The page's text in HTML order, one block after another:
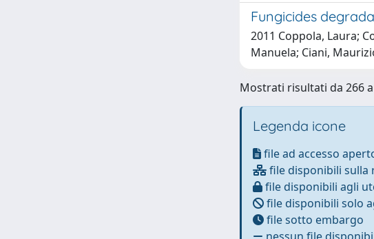
Fungicides
2011 Coppola, Laura;
Manuela; Ciani,
Mostrati risultati da 266
Legenda icone
file ad accesso
file disponibili sulla
file disponibili agli
file disponibili solo
file sotto embargo